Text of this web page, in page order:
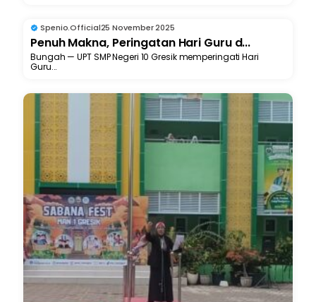
Spenio.official25 November 2025
Penuh Makna, Peringatan Hari Guru d...
Bungah — UPT SMP Negeri 10 Gresik memperingati Hari
Guru...